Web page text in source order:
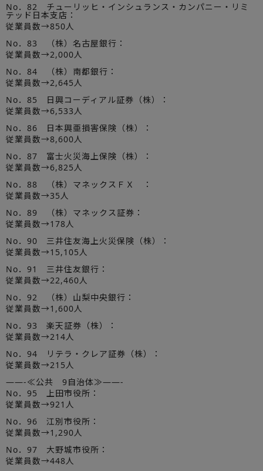
No．82 チューリッヒ・インシュランス・カンパニー・リミ
テッド日本支店：
従業員数→850人
No．83 （株）名古屋銀行：
従業員数→2,000人
No．84 （株）南都銀行：
従業員数→2,645人
No．85 日興コーディアル証券（株）：
従業員数→6,533人
No．86 日本興亜損害保険（株）：
従業員数→8,600人
No．87 富士火災海上保険（株）：
従業員数→6,825人
No．88 （株）マネックスＦＸ ：
従業員数→35人
No．89 （株）マネックス証券：
従業員数→178人
No．90 三井住友海上火災保険（株）：
従業員数→15,105人
No．91 三井住友銀行：
従業員数→22,460人
No．92 （株）山梨中央銀行：
従業員数→1,600人
No．93 楽天証券（株）：
従業員数→214人
No．94 リテラ・クレア証券（株）：
従業員数→215人
——-≪公共 9自治体≫——-
No．95 上田市役所：
従業員数→921人
No．96 江別市役所：
従業員数→1,290人
No．97 大野城市役所：
従業員数→448人